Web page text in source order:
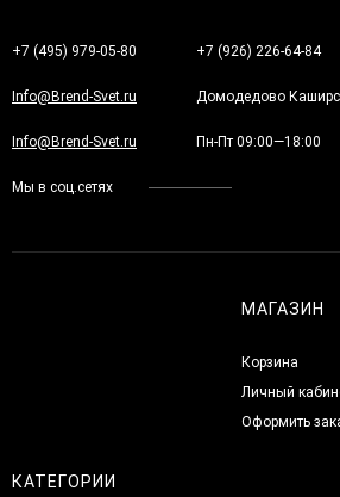
+7 (495) 979-05-80 +7 (926) 226-64-84
Info@Brend-Svet.ru Домодедово
Info@Brend-Svet.ru Пн-Пт 09:00—18:00
Мы в соц.сетях
МАГАЗИН
Корзина
Личный
Оформить
КАТЕГОРИИ